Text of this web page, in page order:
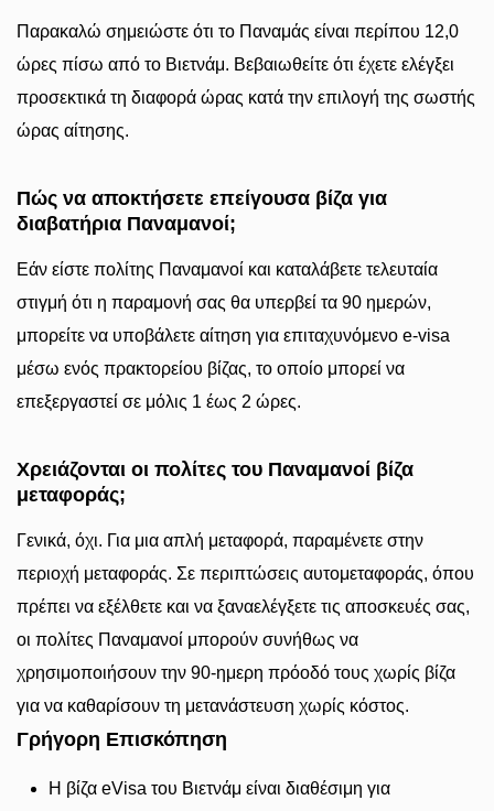
Παρακαλώ σημειώστε ότι το Παναμάς είναι περίπου 12,0
ώρες πίσω από το Βιετνάμ. Βεβαιωθείτε ότι έχετε ελέγξει
προσεκτικά τη διαφορά ώρας κατά την επιλογή της σωστής
ώρας αίτησης.
Πώς να αποκτήσετε επείγουσα βίζα για
διαβατήρια Παναμανοί;
Εάν είστε πολίτης Παναμανοί και καταλάβετε τελευταία
στιγμή ότι η παραμονή σας θα υπερβεί τα 90 ημερών,
μπορείτε να υποβάλετε αίτηση για επιταχυνόμενο e-visa
μέσω ενός πρακτορείου βίζας, το οποίο μπορεί να
επεξεργαστεί σε μόλις 1 έως 2 ώρες.
Χρειάζονται οι πολίτες του Παναμανοί βίζα
μεταφοράς;
Γενικά, όχι. Για μια απλή μεταφορά, παραμένετε στην
περιοχή μεταφοράς. Σε περιπτώσεις αυτομεταφοράς, όπου
πρέπει να εξέλθετε και να ξαναελέγξετε τις αποσκευές σας,
οι πολίτες Παναμανοί μπορούν συνήθως να
χρησιμοποιήσουν την 90-ημερη πρόοδό τους χωρίς βίζα
για να καθαρίσουν τη μετανάστευση χωρίς κόστος.
Γρήγορη Επισκόπηση
Η βίζα eVisa του Βιετνάμ είναι διαθέσιμη για